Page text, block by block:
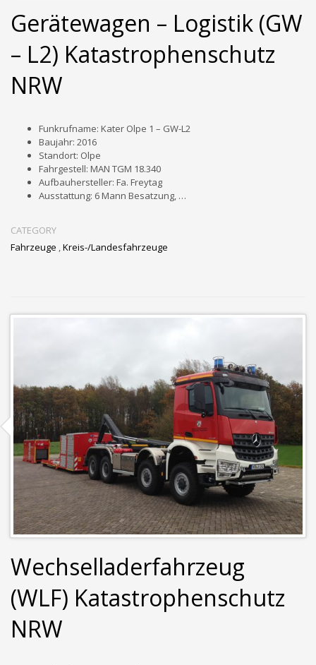
Gerätewagen – Logistik (GW
– L2) Katastrophenschutz
NRW
Funkrufname: Kater Olpe 1 – GW-L2
Baujahr: 2016
Standort: Olpe
Fahrgestell: MAN TGM 18.340
Aufbauhersteller: Fa. Freytag
Ausstattung: 6 Mann Besatzung, …
CATEGORY
Fahrzeuge ,Kreis-/Landesfahrzeuge
Wechselladerfahrzeug
(WLF) Katastrophenschutz
NRW